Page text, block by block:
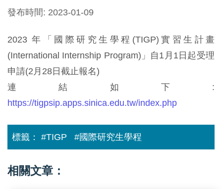
發布時間: 2023-01-09
2023 年「國際研究生學程(TIGP)實習生計畫
(International Internship Program)」自1月1日起受理
申請(2月28日截止報名)
連結如下:
https://tigpsip.apps.sinica.edu.tw/index.php
標籤： #TIGP #國際研究生學程
相關文章：